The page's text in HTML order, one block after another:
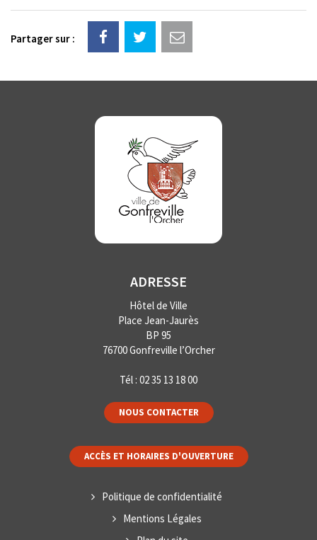
Partager sur :
ADRESSE
Hôtel de Ville
Place Jean-Jaurès
BP 95
76700 Gonfreville l’Orcher
Tél : 02 35 13 18 00
NOUS CONTACTER
ACCÈS ET HORAIRES D'OUVERTURE
Politique de confidentialité
Mentions Légales